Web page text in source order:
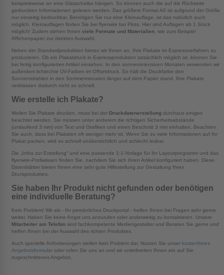
beispielsweise an eine Glasscheibe hängen. So können auch die auf die Rückseite
gedruckten Informationen gelesen werden. Das größere Format A0 ist aufgrund der Größe
nur einseitig bedruckbar. Benötigen Sie nur eine Kleinauflage, ist das natürlich auch
möglich. Kleinauflagen finden Sie bei flyerwire bei Plots. Hier sind Auflagen ab 1 Stück
möglich! Zudem stehen Ihnen viele Formate und Materialien , wie zum Beispiel
Affichenpapier zur direkten Auswahl.
Neben der Standardproduktion bieten wir Ihnen an, Ihre Plakate im Expressverfahren zu
produzieren. Ob ein Plakatdruck in Expressproduktion tatsächlich möglich ist, können Sie
bei fertig konfigurierten Artikel einsehen. In den sonnenintensiven Monaten verwenden wir
außerdem lichtechte UV-Farben im Offsetdruck. So hält die Druckfarbe den
Sonnenstrahlen in den Sommermonaten länger auf dem Papier stand. Ihre Plakate
verblassen dadurch nicht so schnell.
Wie erstelle ich Plakate?
Wollen Sie Plakate drucken, muss bei der Druckdatenerstellung durchaus einiges
beachtet werden. Sie müssen unter anderem die richtigen Sicherheitsabstände
(umlaufend 3 mm) von Text und Grafiken und einen Beschnitt 3 mm einhalten. Beachten
Sie auch, dass bei Plakaten oft weniger mehr ist. Wenn Sie zu viele Informationen auf Ihr
Plakat packen, wird es schnell unübersichtlich und schlecht lesbar.
Die „Infos zur Erstellung“ und eine passende 1:1-Vorlage für Ihr Layoutprogramm und das
flyerwire-Profiwissen finden Sie, nachdem Sie sich Ihren Artikel konfiguriert haben. Diese
Datenblätter bieten Ihnen eine sehr gute Hilfestellung zur Gestaltung Ihres
Druckproduktes.
Sie haben Ihr Produkt nicht gefunden oder benötigen
eine individuelle Beratung?
Kein Problem! Wir als - Ihr persönliches Druckportal - helfen Ihnen bei Fragen sehr gerne
weiter. Haben Sie keine Angst uns anzurufen oder anderweitig zu kontaktieren. Unsere
Mitarbeiter am Telefon sind fachkompetente Mediengestalter und Beraten Sie gerne und
helfen Ihnen bei der Auswahl des richten Produktes.
Auch spezielle Anforderungen stellen kein Problem dar. Nutzen Sie unser kostenfreies
Angebotsformular oder rufen Sie uns an und wir unterbreiten Ihnen ein auf Sie
zugeschnittenes Angebot.